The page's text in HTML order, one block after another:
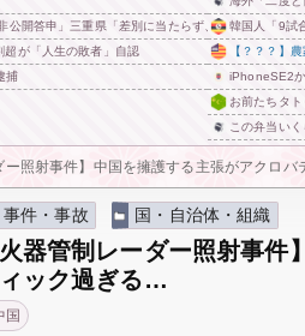
公開答申」三重県「差別に当たらず、公表する方針を
超が「人生の敗者」自認
捕
韓国人「9試
【？？？】
iPhoneSE2
お前たちタ
この弁当い
ー照射事件】中国を擁護する主張がアクロ
事件・事故 国・自治体・組織
火器管制レーダー照射事
ック過ぎる…
国